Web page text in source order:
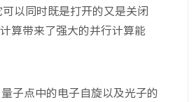
以同时既是打开的又是关闭
算带来了强大的并行计算能
子点中的电子自旋以及光子的